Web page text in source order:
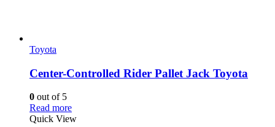
Toyota
Center-Controlled Rider Pallet Jack Toyota
0 out of 5
Read more
Quick View